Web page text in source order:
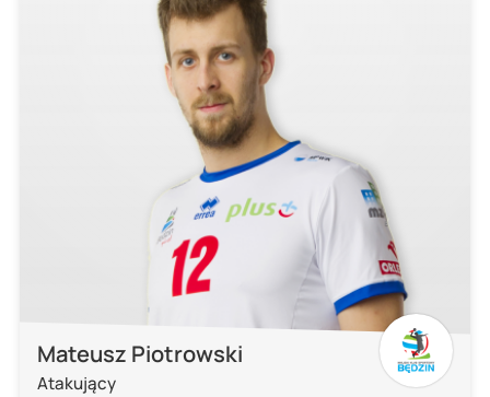
Mateusz Piotrowski
Atakujący